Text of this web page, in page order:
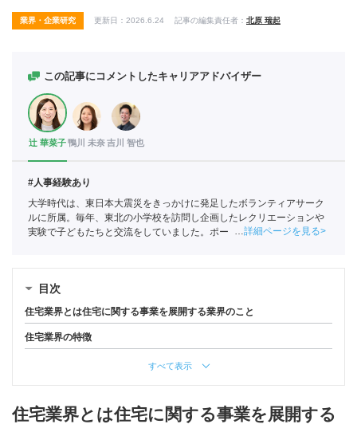
業界・企業研究 更新日： 2026.6.24 記事の編集責任者： 北原 瑞起
この記事にコメントしたキャリアアドバイザー
辻 華菜子鴨川 未奈吉川 智也
#人事経験あり
大学時代は、東日本大震災をきっかけに発足したボランティアサーク
ルに所属。毎年、東北の小学校を訪問し企画したレクリエーションや
実験で子どもたちと交流をしていました。ポートに新卒入社。悔いが
詳細ページを見る
目次
住宅業界とは住宅に関する事業を展開する業界のこと
住宅業界の特徴
すべて表示
住宅業界とは住宅に関する事業を展開する